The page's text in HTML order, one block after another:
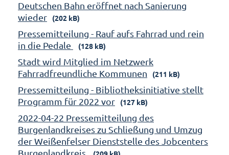
Deutschen Bahn eröffnet nach Sanierung
wieder
(202 kB)
Pressemitteilung - Rauf aufs Fahrrad und rein
in die Pedale
(128 kB)
Stadt wird Mitglied im Netzwerk
Fahrradfreundliche Kommunen
(211 kB)
Pressemitteilung - Bibliotheksinitiative stellt
Programm für 2022 vor
(127 kB)
2022-04-22 Pressemitteilung des
Burgenlandkreises zu Schließung und Umzug
der Weißenfelser Dienststelle des Jobcenters
Burgenlandkreis